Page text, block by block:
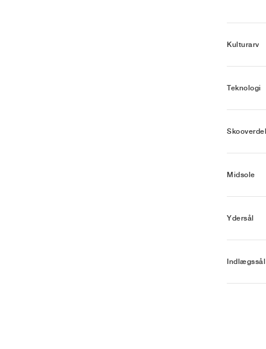
Kulturarv
Teknologi
Skooverdel
Midsole
Ydersål